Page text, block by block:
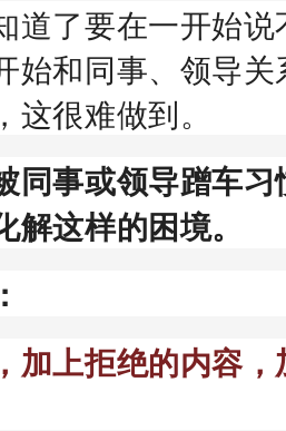
道了要在一开始
始和同事、领导
很难做到。
同事或领导蹭车
这样的困境。
加上拒绝的内容